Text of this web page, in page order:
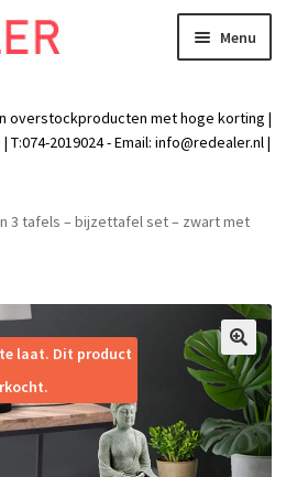
Menu
overstockproducten met hoge korting |
2019024 - Email: info@redealer.nl|
3 tafels – bijzettafel set – zwart met
🔍
laat. Dit product